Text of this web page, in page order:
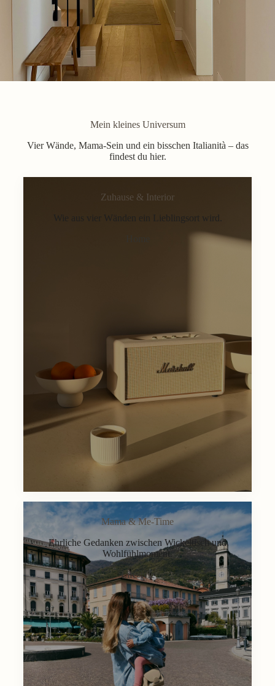
Mein kleines Universum
Vier Wände, Mama-Sein und ein bisschen Italianità – das
findest du hier.
Zuhause & Interior
Wie aus vier Wänden ein Lieblingsort wird.
Mama & Me-Time
Ehrliche Gedanken zwischen Wickeltisch und
Wohlfühlmoment.
Lifestyle